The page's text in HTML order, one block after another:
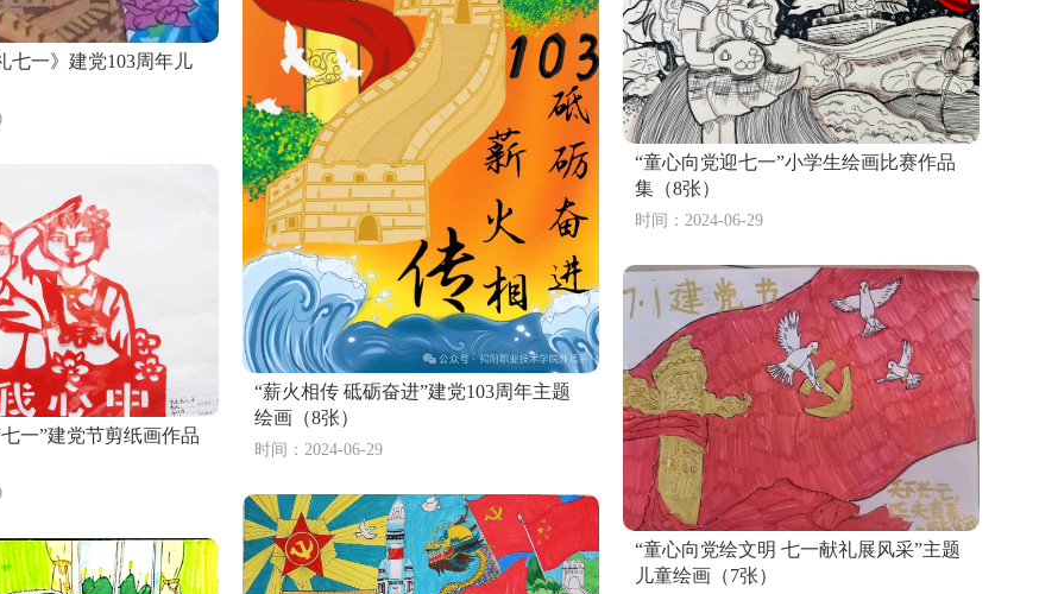
七一》建党103周年儿
一”建党节剪纸画作品
“薪火相传 砥砺奋进”建党103周年主题
绘画（8张）
时间：2024-06-29
“童心向党迎七一”小学生绘画比赛作品
集（8张）
时间：2024-06-29
“童心向党绘文明 七一献礼展风采”主题
儿童绘画（7张）
小学生“预防溺水”安全教育绘画（6张） 八年级喜迎二十大主题绘画（精选7张）
8张小学中国梦黄河情主题绘画 圣诞节之平安夜儿童创意画教程